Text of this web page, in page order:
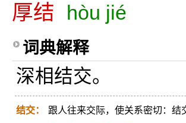
厚结 hòu jié
词典解释
深相结交。
结交： 跟人往来交际，使关系密切：结